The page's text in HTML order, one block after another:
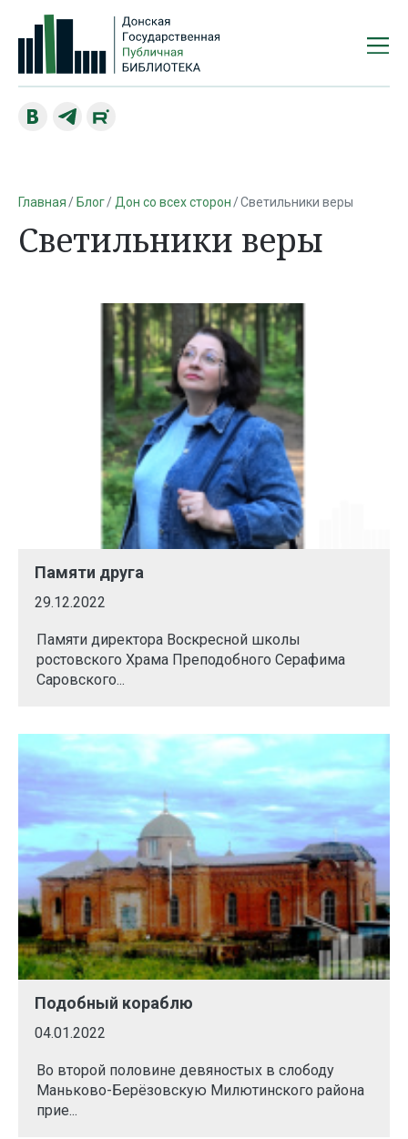
Главная Блог Дон со всех сторон Светильники веры
Светильники веры
Памяти друга
29.12.2022
Памяти директора Воскресной школы
ростовского Храма Преподобного Серафима
Саровского...
Подобный кораблю
04.01.2022
Во второй половине девяностых в слободу
Маньково-Берёзовскую Милютинского района
прие...